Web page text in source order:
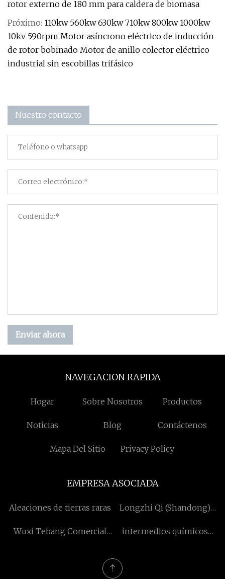
rotor externo de 180 mm para caldera de biomasa
Próximo: 110kw 560kw 630kw 710kw 800kw 1000kw
10kv 590rpm Motor asíncrono eléctrico de inducción
de rotor bobinado Motor de anillo colector eléctrico
industrial sin escobillas trifásico
Nuestro contacto
Enviar ahora
NAVEGACION RAPIDA
Hogar Sobre Nosotros Productos
Noticias Blog Contáctenos
Mapa Del Sitio Privacy Policy
EMPRESA ASOCIADA
Aleaciones de tierras raras
Longzhi Qi (Shandong)
Co., Limitado
Wuxi Tebang Comercial
intermedios químicos